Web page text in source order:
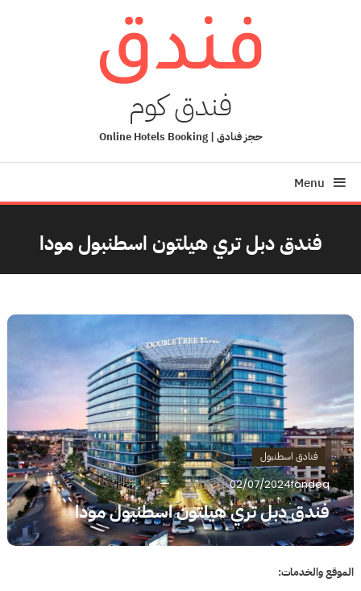
فندق كوم
حجز فنادق | Online Hotels Booking
Menu
فندق دبل تري هيلتون اسطنبول مودا
فنادق اسطنبول
02/07/2024fondeq
فندق دبل تري هيلتون اسطنبول مودا
الموقع والخدمات: